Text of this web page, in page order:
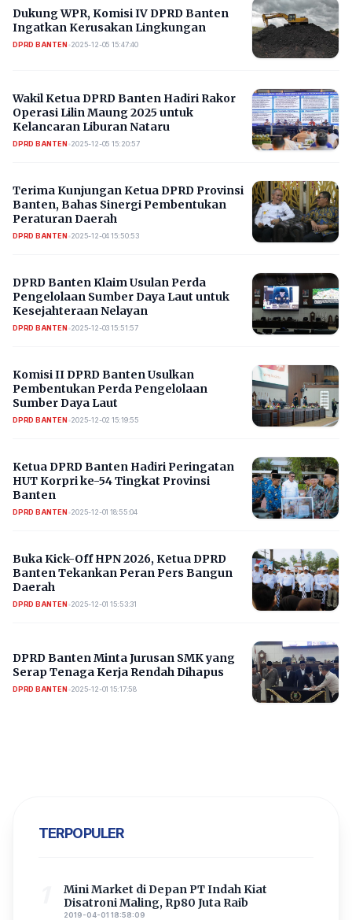
Dukung WPR, Komisi IV DPRD Banten
Ingatkan Kerusakan Lingkungan
DPRD BANTEN•2025-12-05 15:47:40
Wakil Ketua DPRD Banten Hadiri Rakor
Operasi Lilin Maung 2025 untuk
Kelancaran Liburan Nataru
DPRD BANTEN•2025-12-05 15:20:57
Terima Kunjungan Ketua DPRD Provinsi
Banten, Bahas Sinergi Pembentukan
Peraturan Daerah
DPRD BANTEN•2025-12-04 15:50:53
DPRD Banten Klaim Usulan Perda
Pengelolaan Sumber Daya Laut untuk
Kesejahteraan Nelayan
DPRD BANTEN•2025-12-03 15:51:57
Komisi II DPRD Banten Usulkan
Pembentukan Perda Pengelolaan
Sumber Daya Laut
DPRD BANTEN•2025-12-02 15:19:55
Ketua DPRD Banten Hadiri Peringatan
HUT Korpri ke-54 Tingkat Provinsi
Banten
DPRD BANTEN•2025-12-01 18:55:04
Buka Kick-Off HPN 2026, Ketua DPRD
Banten Tekankan Peran Pers Bangun
Daerah
DPRD BANTEN•2025-12-01 15:53:31
DPRD Banten Minta Jurusan SMK yang
Serap Tenaga Kerja Rendah Dihapus
DPRD BANTEN•2025-12-01 15:17:58
TERPOPULER
Mini Market di Depan PT Indah Kiat
Disatroni Maling, Rp80 Juta Raib
2019-04-01 18:58:09